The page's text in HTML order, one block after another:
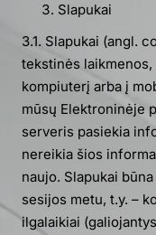
Slapukai
3.1. Slapukai (angl.
tekstinės
kompiuterį arba į
mūsų Elektroninėje
serveris pasiekia
nereikia šios
naujo. Slapukai
sesijos metu, t.y. –
ilgalaikiai